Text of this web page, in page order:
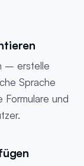
– erstelle
Sprache
Formulare und